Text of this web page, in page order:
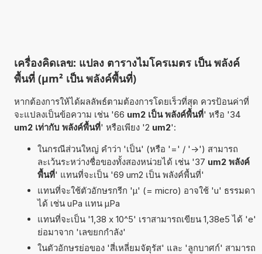
เครื่องคิดเลข: แปลง ตารางไมโครเมตร เป็น พลังค์
พื้นที่ (µm² เป็น พลังค์พื้นที่)
หากต้องการให้ได้ผลลัพธ์ตามต้องการโดยเร็วที่สุด ควรป้อนค่าที่
จะแปลงเป็นข้อความ เช่น '66 um2 เป็น พลังค์พื้นที่' หรือ '34
um2 เท่ากับ พลังค์พื้นที่' หรือเพียง '2 um2':
ในกรณีส่วนใหญ่ คำว่า 'เป็น' (หรือ '=' / '->') สามารถ
ละเว้นระหว่างชื่อของทั้งสองหน่วยได้ เช่น '37 um2 พลังค์
พื้นที่' แทนที่จะเป็น '69 um2 เป็น พลังค์พื้นที่'
แทนที่จะใช้ตัวอักษรกรีก 'µ' (= micro) อาจใช้ 'u' ธรรมดา
ได้ เช่น uPa แทน µPa
แทนที่จะเป็น '1,38 x 10^5' เราสามารถเขียน 1,38e5 ได้ 'e'
ย่อมาจาก 'เลขยกกำลัง'
ในตัวอักษรย่อของ 'สี่เหลี่ยมจัตุรัส' และ 'ลูกบาศก์' สามารถ